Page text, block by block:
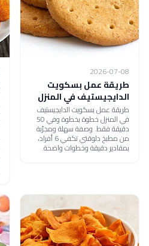
2026-07-08
طريقة عمل بسكويت
الدايجيستيف في المنزل
طريقة عمل بسكويت الدايجيستيف
في المنزل خطوة بخطوة وفي 50
دقيقة فقط. وصفة سهلة ومجرّبة
من مطبخ دلوقتي تكفي 6 أفراد،
بمقادير دقيقة وخطوات واضحة.